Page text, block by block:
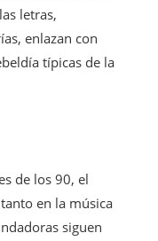
letras,
enlazan con
típicas de la
de los 90, el
en la música
siguen